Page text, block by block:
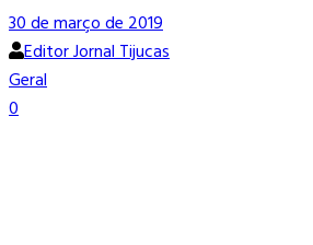
30 de março de 2019
Editor Jornal Tijucas
Geral
0